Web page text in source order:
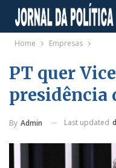
Home Empresas
PT quer
presidência
By Admin Last updated